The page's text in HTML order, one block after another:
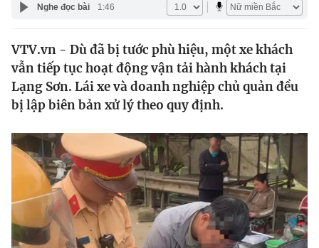
Thế giới
Tin tức
Thế giới đó đây
Câu chuyện quốc tế
Kinh tế
Tài chính
Thị trường
Góc doanh nghiệp
Dữ liệu và đời sống
Truyền hình
Phim VTV
Giải trí
Giáo dục
Nghe đọc bài 1:46
VTV.vn - Dù đã bị tước phù hiệu, một xe khách
vẫn tiếp tục hoạt động vận tải hành khách tại
Lạng Sơn. Lái xe và doanh nghiệp chủ quản đều
bị lập biên bản xử lý theo quy định.